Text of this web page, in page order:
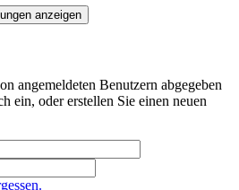
anzeigen
angemeldeten Benutzern abgegeben
ein, oder erstellen Sie einen neuen